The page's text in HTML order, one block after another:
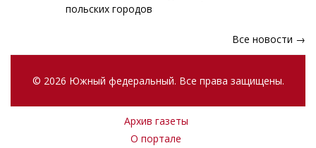
польских городов
Все новости →
© 2026 Южный федеральный. Все права защищены.
Архив газеты
О портале